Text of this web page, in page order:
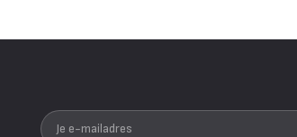
Je e-mailadres